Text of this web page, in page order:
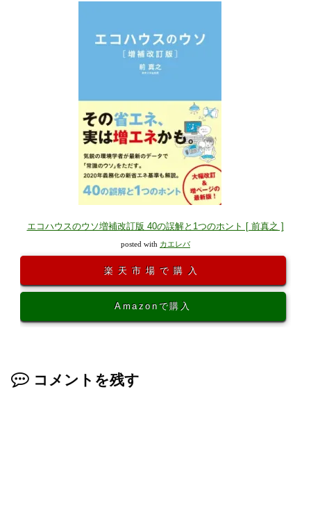
エコハウスのウソ増補改訂版 40の誤解と1つのホント [ 前真之 ]
posted with カエレバ
楽天市場で購入
Amazonで購入
コメントを残す